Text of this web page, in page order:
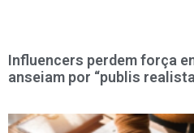
Influencers perdem força
anseiam por “publis